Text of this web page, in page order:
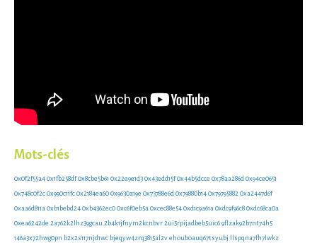
Mots-clés
0x0f2f55a40x1fb258df0x8cbe5b61 0x22e9e1d30x43edd15f0x44b5dcce 0x78aa286d0x94ce0651
0x748c0f2c0x990c11fc0x2184ea600x9630a19e 0x73788e6d0x79880b140x797958820xa2447d6f
0xaa6d811a0xb1bebd240xb4362ec00xc6f0eb5a0xcec88e540xd1c9a61a0xdc9f96c80xdc68ca0a
0xea6242de 2a762k2lhz39gcau2b4k1jfnym2kcnbvr2ui5rpijadbeb5uic69flzak92b7nt74h5
146a3x72hwg0pn b2x2s117njd1wc bjeqyw4zrq3815al2vehouboauq67tsyubj llspqna7fh7lwkz